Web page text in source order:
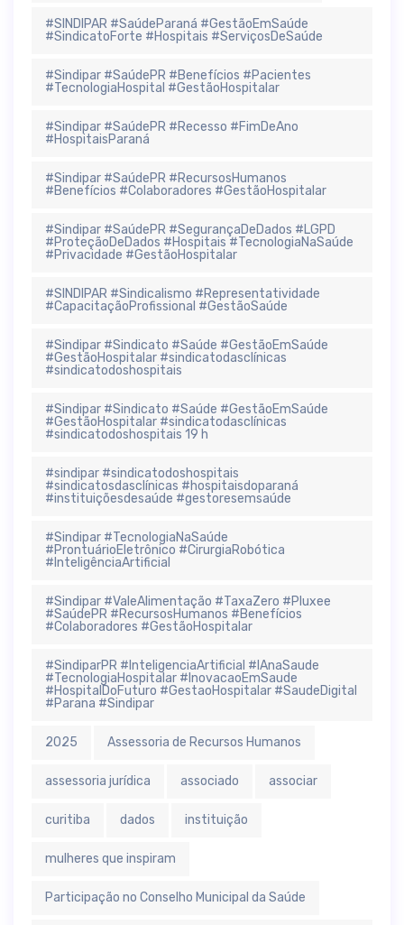
#SINDIPAR #SaúdeParaná #GestãoEmSaúde
#SindicatoForte #Hospitais #ServiçosDeSaúde
#Sindipar #SaúdePR #Benefícios #Pacientes
#TecnologiaHospital #GestãoHospitalar
#Sindipar #SaúdePR #Recesso #FimDeAno
#HospitaisParaná
#Sindipar #SaúdePR #RecursosHumanos
#Benefícios #Colaboradores #GestãoHospitalar
#Sindipar #SaúdePR #SegurançaDeDados #LGPD
#ProteçãoDeDados #Hospitais #TecnologiaNaSaúde
#Privacidade #GestãoHospitalar
#SINDIPAR #Sindicalismo #Representatividade
#CapacitaçãoProfissional #GestãoSaúde
#Sindipar #Sindicato #Saúde #GestãoEmSaúde
#GestãoHospitalar #sindicatodasclínicas
#sindicatodoshospitais
#Sindipar #Sindicato #Saúde #GestãoEmSaúde
#GestãoHospitalar #sindicatodasclínicas
#sindicatodoshospitais 19 h
#sindipar #sindicatodoshospitais
#sindicatosdasclínicas #hospitaisdoparaná
#instituiçõesdesaúde #gestoresemsaúde
#Sindipar #TecnologiaNaSaúde
#ProntuárioEletrônico #CirurgiaRobótica
#InteligênciaArtificial
#Sindipar #ValeAlimentação #TaxaZero #Pluxee
#SaúdePR #RecursosHumanos #Benefícios
#Colaboradores #GestãoHospitalar
#SindiparPR #InteligenciaArtificial #IAnaSaude
#TecnologiaHospitalar #InovacaoEmSaude
#HospitalDoFuturo #GestaoHospitalar #SaudeDigital
#Parana #Sindipar
2025 Assessoria de Recursos Humanos
assessoria jurídica associado associar
curitiba dados instituição
mulheres que inspiram
Participação no Conselho Municipal da Saúde